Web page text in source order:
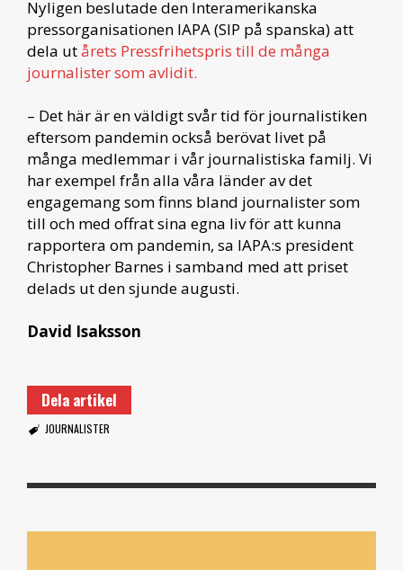
Nyligen beslutade den Interamerikanska
pressorganisationen IAPA (SIP på spanska) att
dela utårets Pressfrihetspris till de många
journalister som avlidit.
– Det här är en väldigt svår tid för journalistiken
eftersom pandemin också berövat livet på
många medlemmar i vår journalistiska familj. Vi
har exempel från alla våra länder av det
engagemang som finns bland journalister som
till och med offrat sina egna liv för att kunna
rapportera om pandemin, sa IAPA:s president
Christopher Barnes i samband med att priset
delads ut den sjunde augusti.
David Isaksson
Dela artikel
JOURNALISTER